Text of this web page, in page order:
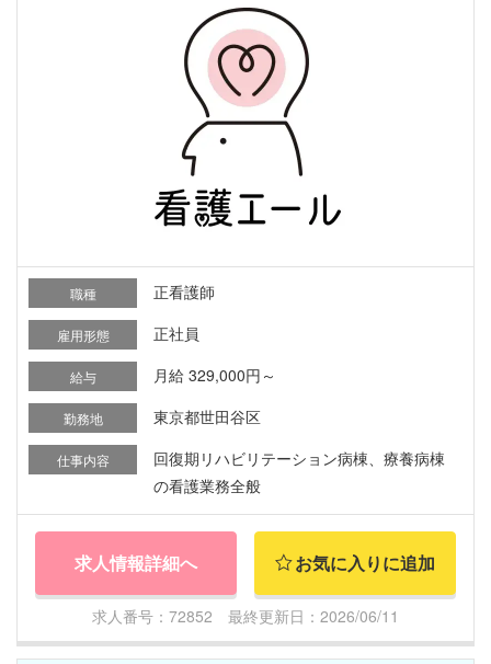
職種 正看護師
雇用形態 正社員
給与 月給 329,000円～
勤務地 東京都世田谷区
仕事内容
回復期リハビリテーション病棟、療養病棟
の看護業務全般
求人情報詳細へ お気に入りに追加
求人番号：72852 最終更新日：2026/06/11